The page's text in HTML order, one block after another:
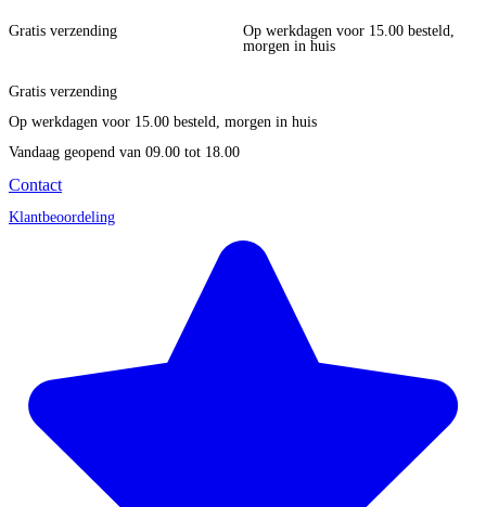
Gratis verzending
Op werkdagen voor 15.00 besteld,
morgen in huis
Gratis verzending
Op werkdagen voor 15.00 besteld, morgen in huis
Vandaag geopend van 09.00 tot 18.00
Contact
Klantbeoordeling